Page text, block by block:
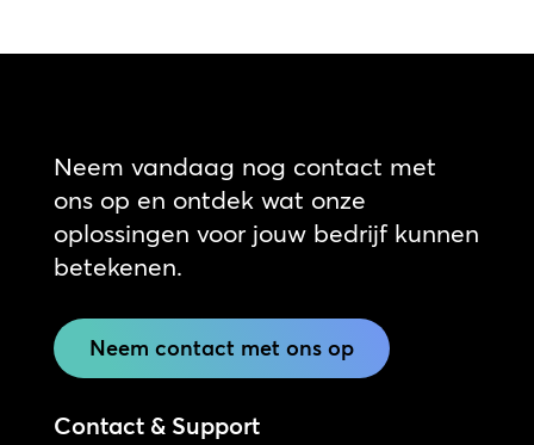
Neem vandaag nog contact met
ons op en ontdek wat onze
oplossingen voor jouw bedrijf kunnen
betekenen.
Neem contact met ons op
Contact & Support